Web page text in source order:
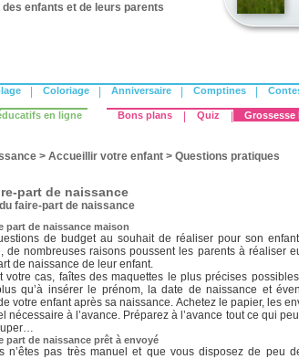
des enfants et de leurs parents
Coloriage Anniversaire Comptines
en ligne Bons plans Quiz Grossesse
> Accueillir votre enfant > Questions pratiques
part de naissance
faire-part de naissance
part de naissance maison
de budget au souhait de réaliser pour son
de nombreuses raisons poussent les parents à réaliser
de naissance de leur enfant.
votre cas, faîtes des maquettes le plus précises
qu’à insérer le prénom, la date de naissance et
votre enfant après sa naissance. Achetez le papier, les
nécessaire à l’avance. Préparez à l’avance tout ce qui
part de naissance prêt à envoyé
n’êtes pas très manuel et que vous disposez de peu